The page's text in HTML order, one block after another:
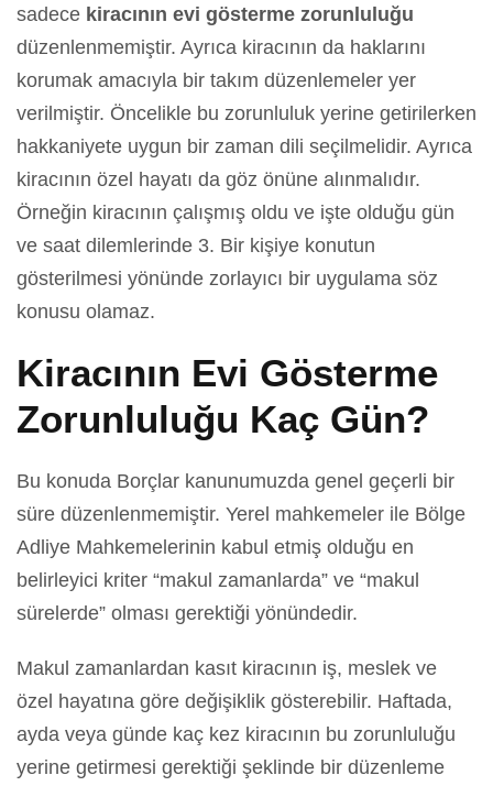
sadece kiracının evi gösterme zorunluluğu
düzenlenmemiştir. Ayrıca kiracının da haklarını
korumak amacıyla bir takım düzenlemeler yer
verilmiştir. Öncelikle bu zorunluluk yerine getirilerken
hakkaniyete uygun bir zaman dili seçilmelidir. Ayrıca
kiracının özel hayatı da göz önüne alınmalıdır.
Örneğin kiracının çalışmış oldu ve işte olduğu gün
ve saat dilemlerinde 3. Bir kişiye konutun
gösterilmesi yönünde zorlayıcı bir uygulama söz
konusu olamaz.
Kiracının Evi Gösterme
Zorunluluğu Kaç Gün?
Bu konuda Borçlar kanunumuzda genel geçerli bir
süre düzenlenmemiştir. Yerel mahkemeler ile Bölge
Adliye Mahkemelerinin kabul etmiş olduğu en
belirleyici kriter “makul zamanlarda” ve “makul
sürelerde” olması gerektiği yönündedir.
Makul zamanlardan kasıt kiracının iş, meslek ve
özel hayatına göre değişiklik gösterebilir. Haftada,
ayda veya günde kaç kez kiracının bu zorunluluğu
yerine getirmesi gerektiği şeklinde bir düzenleme